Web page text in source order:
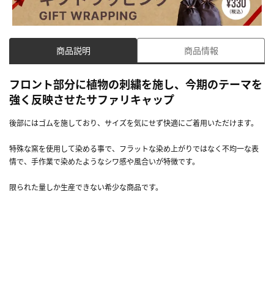
商品説明 商品情報
フロント部分に植物の刺繍を施し、今期のテーマを
強く反映させたサファリキャップ
後部にはゴムを施しており、サイズを気にせず快適にご着用いただけます。
特殊な窯を使用して染める事で、フラットな染め上がりではなく不均一な表
情で、手作業で染めたようなシワ感や風合いが特徴です。
限られた量しか生産できない希少な商品です。